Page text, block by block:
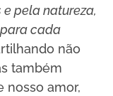
pela natureza,
cada
não
também
nosso amor,